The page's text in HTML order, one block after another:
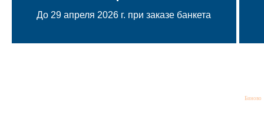
До 29 апреля 2026 г. при заказе банкета
Биново